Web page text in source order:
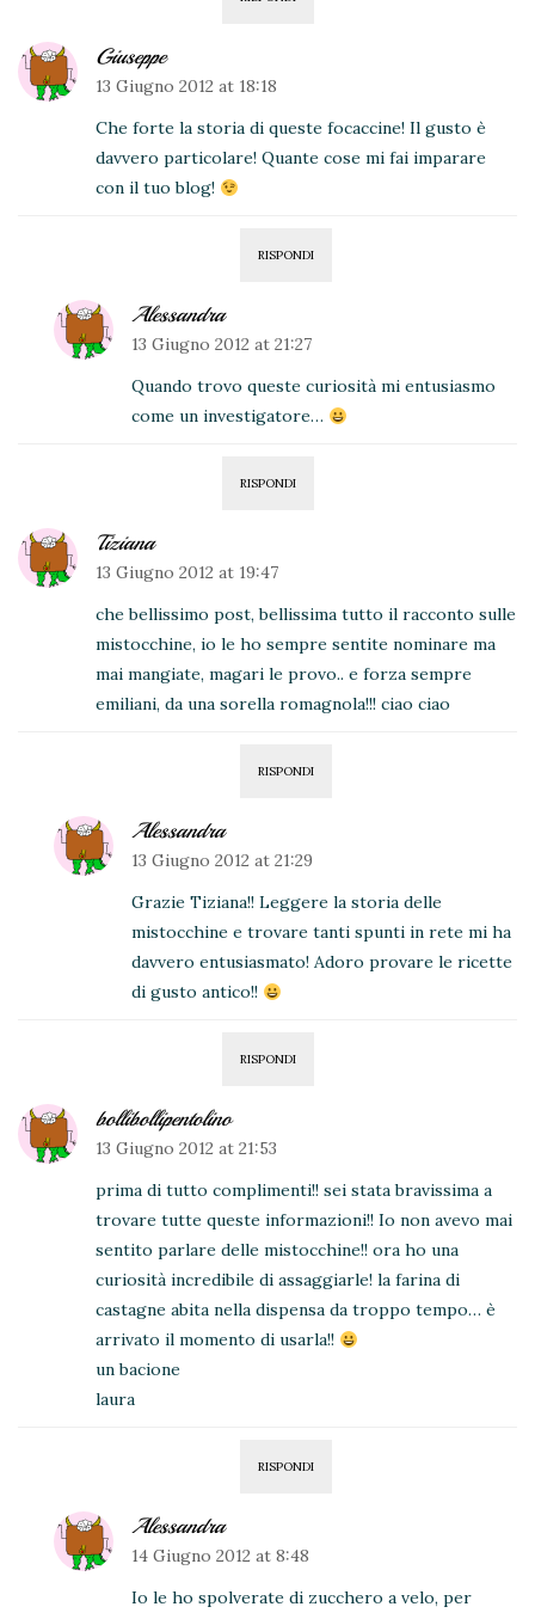
Giuseppe
13 Giugno 2012 at 18:18
Che forte la storia di queste focaccine! Il gusto è
davvero particolare! Quante cose mi fai imparare
con il tuo blog!
RISPONDI
Alessandra
13 Giugno 2012 at 21:27
Quando trovo queste curiosità mi entusiasmo
come un investigatore…
RISPONDI
Tiziana
13 Giugno 2012 at 19:47
che bellissimo post, bellissima tutto il racconto sulle
mistocchine, io le ho sempre sentite nominare ma
mai mangiate, magari le provo.. e forza sempre
emiliani, da una sorella romagnola!!! ciao ciao
RISPONDI
Alessandra
13 Giugno 2012 at 21:29
Grazie Tiziana!! Leggere la storia delle
mistocchine e trovare tanti spunti in rete mi ha
davvero entusiasmato! Adoro provare le ricette
di gusto antico!!
RISPONDI
bollibollipentolino
13 Giugno 2012 at 21:53
prima di tutto complimenti!! sei stata bravissima a
trovare tutte queste informazioni!! Io non avevo mai
sentito parlare delle mistocchine!! ora ho una
curiosità incredibile di assaggiarle! la farina di
castagne abita nella dispensa da troppo tempo… è
arrivato il momento di usarla!!
un bacione
laura
RISPONDI
Alessandra
14 Giugno 2012 at 8:48
Io le ho spolverate di zucchero a velo, per